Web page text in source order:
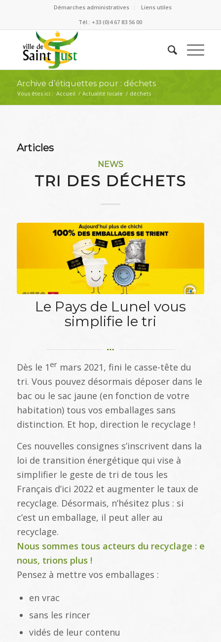
Démarches administratives
Liens utiles
Tél.: +33 (0)4 67 83 56 00
Archive d’étiquettes pour : déchets
Vous êtes ici : Accueil / Actualité locale / déchets
Articles
NEWS
TRI DES DÉCHETS
Le Pays de Lunel vous
simplifie le tri
Dès le 1ermars 2021, fini le casse-tête du
tri. Vous pouvez désormais déposer dans le
bac ou le sac jaune (en fonction de votre
habitation) tous vos emballages sans
distinction. Et hop, direction le recyclage !
Ces nouvelles consignes s’inscrivent dans la
loi de transition énergétique qui vise à
simplifier le geste de tri de tous les
Français d’ici 2022 et augmenter le taux de
recyclage. Désormais, n’hésitez plus : si
c’est un emballage, il peut aller au
recyclage.
Nous sommes tous acteurs du recyclage :
nous, trions plus !
Pensez à mettre vos emballages :
en vrac
sans les rincer
vidés de leur contenu